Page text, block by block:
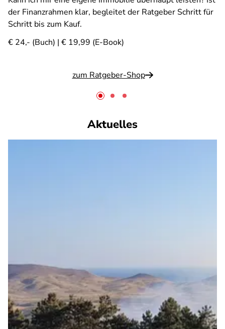
der Finanzrahmen klar, begleitet der Ratgeber Schritt für
Schritt bis zum Kauf.
€ 24,- (Buch) | € 19,99 (E-Book)
zum Ratgeber-Shop
Aktuelles